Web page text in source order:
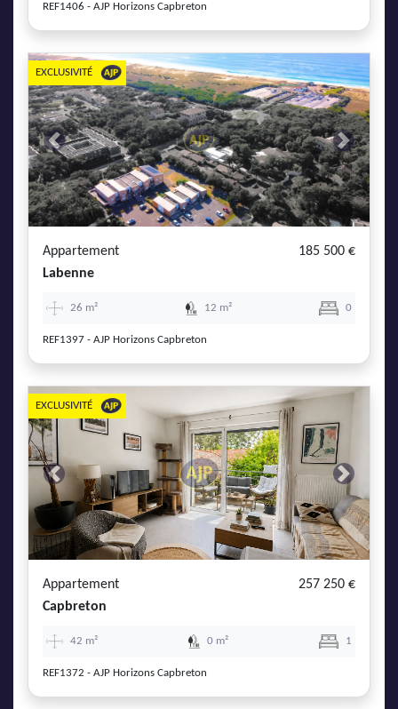
REF1406 - AJP Horizons Capbreton
Previous Next
EXCLUSIVITÉ
Appartement
185 500 €
Labenne
26 m² 12 m² 0
REF1397 - AJP Horizons Capbreton
Previous Next
EXCLUSIVITÉ
Appartement
257 250 €
Capbreton
42 m² 0 m² 1
REF1372 - AJP Horizons Capbreton